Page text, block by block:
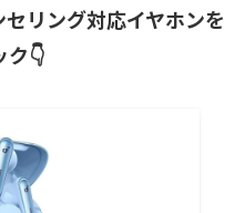
リング対応イヤホンを
ク👇